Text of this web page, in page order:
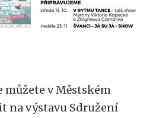
můžete v Městském
na výstavu Sdružení